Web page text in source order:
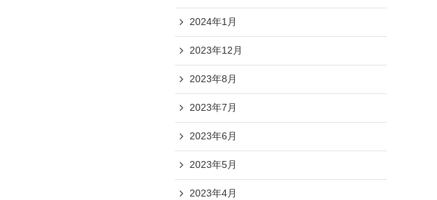
2024年1月
2023年12月
2023年8月
2023年7月
2023年6月
2023年5月
2023年4月